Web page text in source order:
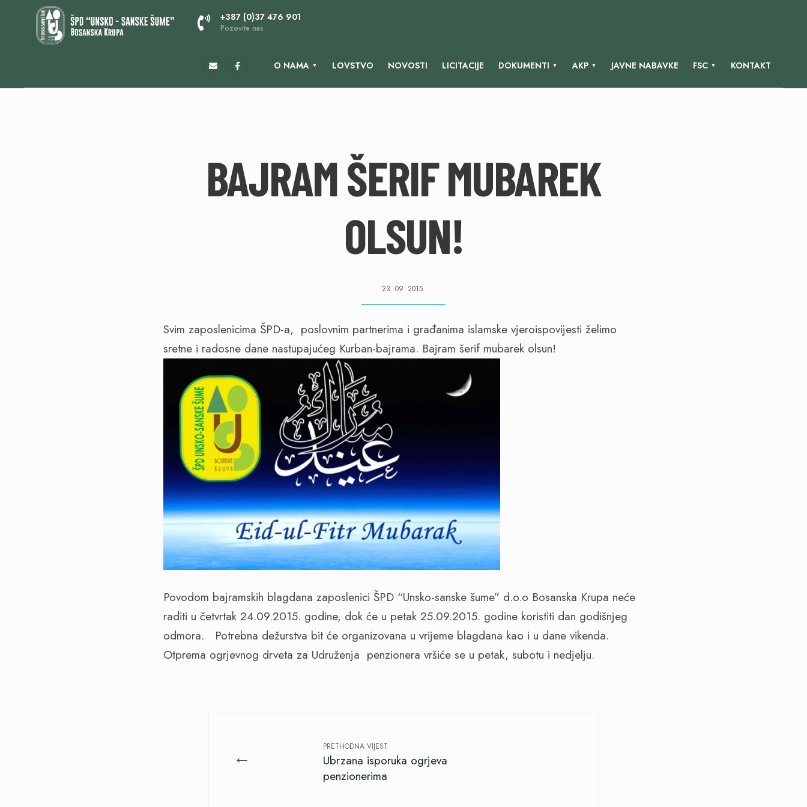
+387 (0)37 476 901
Pozovite nas
O NAMA LOVSTVO NOVOSTI LICITACIJE DOKUMENTI AKP JAVNE NABAVKE FSC KONTAKT
BAJRAM ŠERIF MUBAREK
OLSUN!
23. 09. 2015.
Svim zaposlenicima ŠPD-a, poslovnim partnerima i građanima islamske vjeroispovijesti želimo
sretne i radosne dane nastupajućeg Kurban-bajrama. Bajram šerif mubarek olsun!
Povodom bajramskih blagdana zaposlenici ŠPD “Unsko-sanske šume” d.o.o Bosanska Krupa neće
raditi u četvrtak 24.09.2015. godine, dok će u petak 25.09.2015. godine koristiti dan godišnjeg
odmora. Potrebna dežurstva bit će organizovana u vrijeme blagdana kao i u dane vikenda.
Otprema ogrjevnog drveta za Udruženja penzionera vršiće se u petak, subotu i nedjelju.
← PRETHODNA VIJEST
Ubrzana isporuka ogrjeva
penzionerima